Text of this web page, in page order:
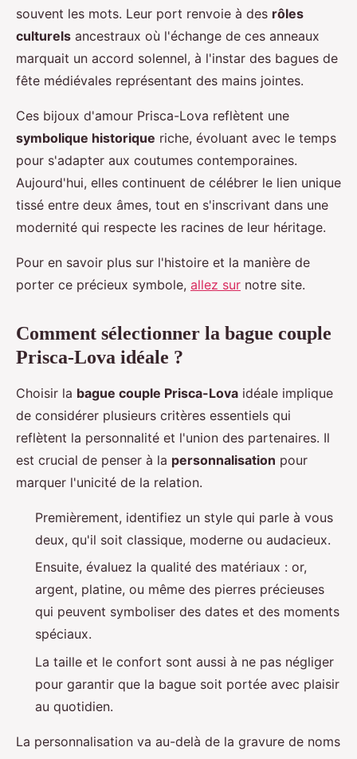
souvent les mots. Leur port renvoie à des rôles
culturels ancestraux où l'échange de ces anneaux
marquait un accord solennel, à l'instar des bagues de
fête médiévales représentant des mains jointes.
Ces bijoux d'amour Prisca-Lova reflètent une
symbolique historique riche, évoluant avec le temps
pour s'adapter aux coutumes contemporaines.
Aujourd'hui, elles continuent de célébrer le lien unique
tissé entre deux âmes, tout en s'inscrivant dans une
modernité qui respecte les racines de leur héritage.
Pour en savoir plus sur l'histoire et la manière de
porter ce précieux symbole, allez sur notre site.
Comment sélectionner la bague couple
Prisca-Lova idéale ?
Choisir la bague couple Prisca-Lova idéale implique
de considérer plusieurs critères essentiels qui
reflètent la personnalité et l'union des partenaires. Il
est crucial de penser à la personnalisation pour
marquer l'unicité de la relation.
Premièrement, identifiez un style qui parle à vous
deux, qu'il soit classique, moderne ou audacieux.
Ensuite, évaluez la qualité des matériaux : or,
argent, platine, ou même des pierres précieuses
qui peuvent symboliser des dates et des moments
spéciaux.
La taille et le confort sont aussi à ne pas négliger
pour garantir que la bague soit portée avec plaisir
au quotidien.
La personnalisation va au-delà de la gravure de noms